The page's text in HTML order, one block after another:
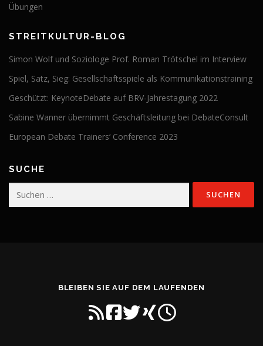
Übungen
STREITKULTUR-BLOG
Simon Wolf und Soziologe Prof. Roman Trötschel im Interview
Spiel, Satz, Sieg: Gesellschaftsspiele als Kommunikationstraining
Geschützt: KeynoteDebate auf BRV-Jahrestagung 2022
Sabine Wanner übernimmt Geschäftsleitung bei DebateConsult
European Debate Trainers‘ Conference 2023
SUCHE
Suchen
BLEIBEN SIE AUF DEM LAUFENDEN